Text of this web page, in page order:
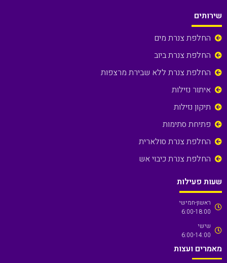
שירותים
החלפת צנרת מים
החלפת צנרת ביוב
החלפת צנרת ללא שבירת מרצפות
איתור נזילות
תיקון נזילות
פתיחת סתימות
החלפת צנרת סולארית
החלפת צנרת כיבוי אש
שעות פעילות
ראשון-חמישי
6:00-18:00
שישי
6:00-14:00
מאמרים ועצות